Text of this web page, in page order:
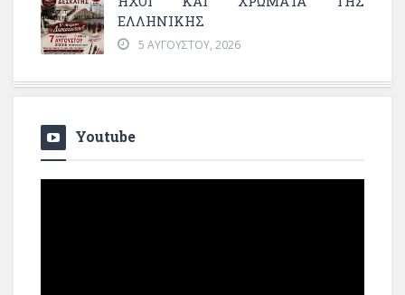
ΕΛΛΗΝΙΚΗΣ
5 ΑΥΓΟΎΣΤΟΥ, 2026
Youtube